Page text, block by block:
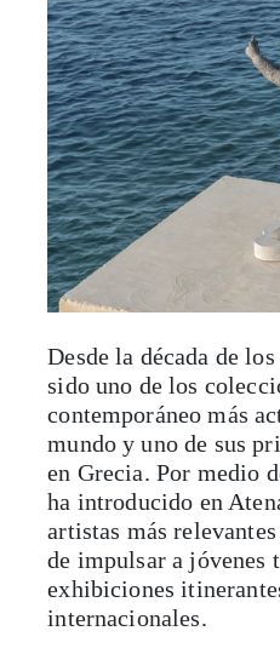
Desde la década de
sido uno de los
contemporáneo más
mundo y uno de sus
en Grecia. Por medio
ha introducido en
artistas más
de impulsar a jóvenes
exhibiciones
internacionales.